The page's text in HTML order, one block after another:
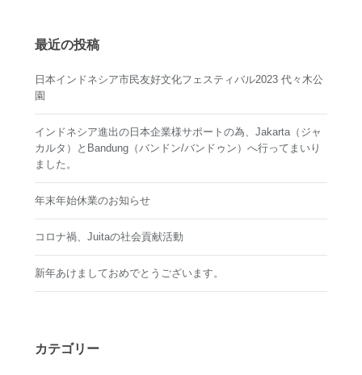
最近の投稿
日本インドネシア市民友好文化フェスティバル2023 代々木公
園
インドネシア進出の日本企業様サポートの為、Jakarta（ジャ
カルタ）とBandung（バンドン/バンドゥン）へ行ってまいり
ました。
年末年始休業のお知らせ
コロナ禍、Juitaの社会貢献活動
新年あけましておめでとうございます。
カテゴリー